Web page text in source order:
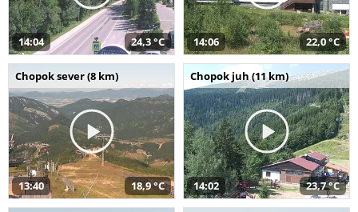
14:04 24,3 °C 14:06 22,0 °C
Chopok sever (8 km)
13:40 18,9 °C
Chopok juh (11 km)
14:02 23,7 °C